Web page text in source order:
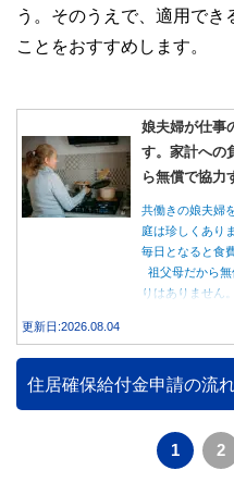
う。そのうえで、適用でき
ことをおすすめします。
娘夫婦が仕事
す。家計への
ら無償で協力
共働きの娘夫婦
庭は珍しくあり
毎日となると食
祖父母だから無
りはありません
更新日:2026.08.04
住居確保給付金申請の流
1 2